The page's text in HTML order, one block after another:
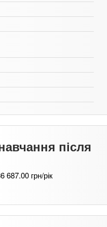
після
687.00 грн/рік